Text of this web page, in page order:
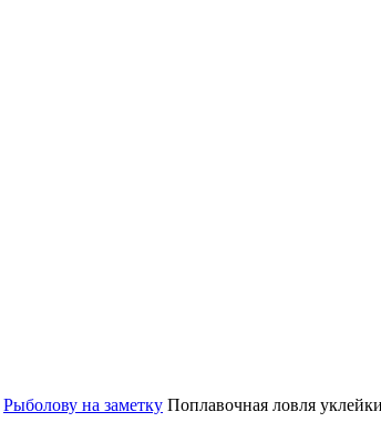
Рыболову на заметку Поплавочная ловля